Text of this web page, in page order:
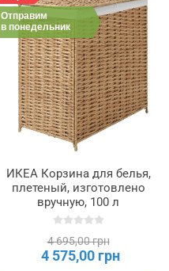
Отправим
в понедельник
ИКЕА Корзина для белья,
плетеный, изготовлено
вручную, 100 л
NATTGIBBA, 305.319.36
4 695,00 грн
4 575,00 грн